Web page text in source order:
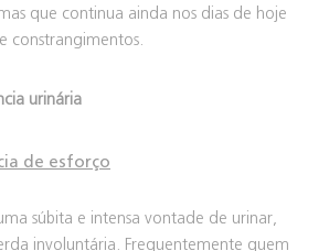
que continua ainda nos dias de hoje
constrangimentos.
urinária
de esforço
súbita e intensa vontade de urinar,
involuntária. Frequentemente quem